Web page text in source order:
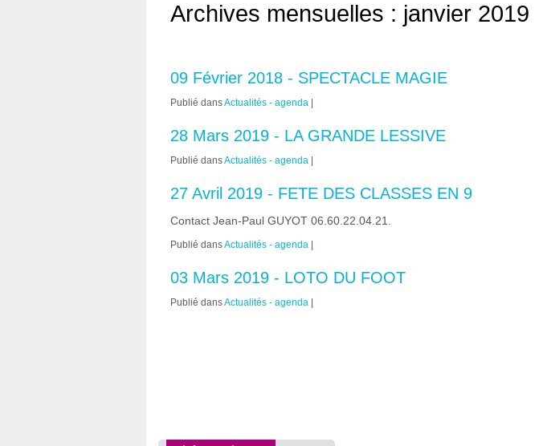
Archives mensuelles : janvier 2019
09 Février 2018 - SPECTACLE MAGIE
Publié dansActualités - agenda
28 Mars 2019 - LA GRANDE LESSIVE
Publié dansActualités - agenda
27 Avril 2019 - FETE DES CLASSES EN 9
Contact Jean-Paul GUYOT 06.60.22.04.21.
Publié dansActualités - agenda
03 Mars 2019 - LOTO DU FOOT
Publié dansActualités - agenda